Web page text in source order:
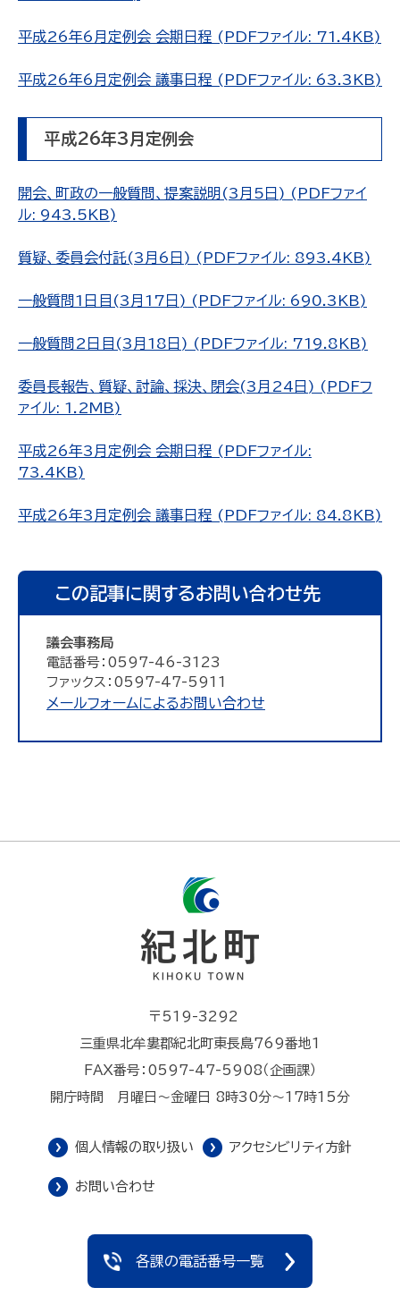
平成26年6月定例会 会期日程 (PDFファイル: 71.4KB)
平成26年6月定例会 議事日程 (PDFファイル: 63.3KB)
平成26年3月定例会
開会、町政の一般質問、提案説明(3月5日) (PDFファイ
ル: 943.5KB)
質疑、委員会付託(3月6日) (PDFファイル: 893.4KB)
一般質問1日目(3月17日) (PDFファイル: 690.3KB)
一般質問2日目(3月18日) (PDFファイル: 719.8KB)
委員長報告、質疑、討論、採決、閉会(3月24日) (PDFフ
ァイル: 1.2MB)
平成26年3月定例会 会期日程 (PDFファイル:
73.4KB)
平成26年3月定例会 議事日程 (PDFファイル: 84.8KB)
この記事に関するお問い合わせ先
議会事務局
電話番号：0597-46-3123
ファックス：0597-47-5911
メールフォームによるお問い合わせ
〒519-3292
三重県北牟婁郡紀北町東長島769番地1
FAX番号：0597-47-5908（企画課）
開庁時間 月曜日～金曜日 8時30分～17時15分
個人情報の取り扱い アクセシビリティ方針
お問い合わせ
各課の電話番号一覧